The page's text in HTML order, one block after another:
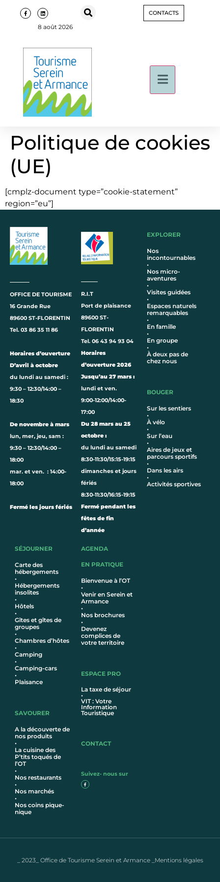
8 août 2026
CONTACTS
Politique de cookies
(UE)
[cmplz-document type=”cookie-statement”
region=”eu”]
OFFICE DE TOURISME
16 Grande Rue
89600 ST-FLORENTIN
Tel. 03 86 35 11 86
Horaires d’ouverture
D’avril à octobre
du lundi au samedi :
9:30 – 12:30/14:00 –
18:30
De novembre à mars
lun, mer, jeu, sam :
9:30 – 12:30/14:00 –
18:00
mar. et ven. : 14:00-
18:00
Fermé les jours fériés
R.I.T
Port de plaisance
89600 ST-
FLORENTIN
Tel. 06 43 94 93 04
Horaires
d’ouverture 2026
Jusqu’au 27 mars :
lundi et ven.
9:00-12:00/14:00-
17:00
Du 28 mars au 25
octobre :
du lundi au samedi
8:30-11:30/15:15-19:15
dimanches et jours
fériés
8:30-11:30/16:15-19:15
Fermé pendant les
fêtes de fin
d’année
EXPLORER
Nos
incontournables
•
Nos micro-
aventures
•
Visites guidées
•
Espaces naturels
remarquables
•
En famille
•
En groupe
•
À deux pas de
chez nous
BOUGER
Sur les sentiers
•
À vélo
•
Sur l’eau
•
Aires de jeux et
parcours sportifs
•
Dans les airs
•
Activités sportives
SÉJOURNER
Carte des
hébergements
•
Hébergements
insolites
•
Hôtels
•
Gîtes et gîtes de
groupes
•
Chambres d’hôtes
•
Camping
•
Camping-cars
•
Plaisance
SAVOURER
A la découverte de
nos produits
•
La cuisine des
P’tits toqués de
l’OT
•
Nos restaurants
•
Nos marchés
•
Nos coins pique-
nique
AGENDA
EN PRATIQUE
Bienvenue à l’OT
•
Venir en Serein et
Armance
•
Nos brochures
•
Devenez
complices de
votre territoire
ESPACE PRO
La taxe de séjour
•
VIT : Votre
Information
Touristique
CONTACT
Suivez- nous sur
_ 2023_ Office de Tourisme Serein et Armance _Mentions légales